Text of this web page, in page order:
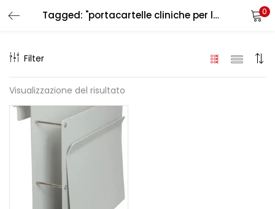
Tagged: "portacartelle cliniche per letto ospedaliero" 0
Filter
Visualizzazione del risultato
LOGIN REGISTER
Enter your username and password to login.
Remember me
Lost password?